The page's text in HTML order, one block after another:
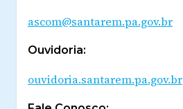
ascom@santarem.pa.gov.br
Ouvidoria:
ouvidoria.santarem.pa.gov.br